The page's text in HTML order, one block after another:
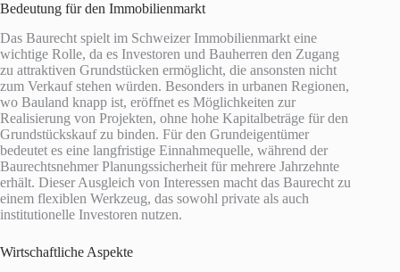
Bedeutung für den Immobilienmarkt
Das Baurecht spielt im Schweizer Immobilienmarkt eine
wichtige Rolle, da es Investoren und Bauherren den Zugang
zu attraktiven Grundstücken ermöglicht, die ansonsten nicht
zum Verkauf stehen würden. Besonders in urbanen Regionen,
wo Bauland knapp ist, eröffnet es Möglichkeiten zur
Realisierung von Projekten, ohne hohe Kapitalbeträge für den
Grundstückskauf zu binden. Für den Grundeigentümer
bedeutet es eine langfristige Einnahmequelle, während der
Baurechtsnehmer Planungssicherheit für mehrere Jahrzehnte
erhält. Dieser Ausgleich von Interessen macht das Baurecht zu
einem flexiblen Werkzeug, das sowohl private als auch
institutionelle Investoren nutzen.
Wirtschaftliche Aspekte